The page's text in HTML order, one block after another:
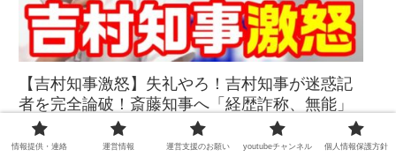
【吉村知事激怒】失礼やろ！吉村知事が迷惑記
者を完全論破！斎藤知事へ「経歴詐称、無能」
繰り返される嘘と誹謗中傷に対して毅然と反論
【KSLチャンネル】
情報提供・連絡 運営情報 運営支援のお願い youtubeチャンネル 個人情報保護方針